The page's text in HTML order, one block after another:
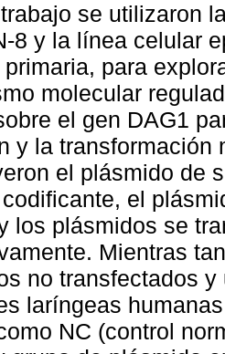
se utilizaron
8 y la línea celular
para
molecular
el gen DAG1
y la transformación
el plásmido de
el
los plásmidos se
Mientras
no transfectados
laríngeas
NC (control